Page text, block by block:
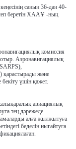
санын 36-дан 40-
беретін ХААҰ -ның
комиссия
Аэронавигациялық
қарастырады және
үшін қажет.
авиациялық
тең дәрежеде
алға жылжытуға
беделін нығайтуға